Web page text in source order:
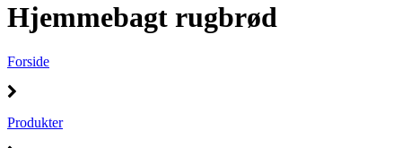
Hjemmebagt rugbrød
Forside
Produkter